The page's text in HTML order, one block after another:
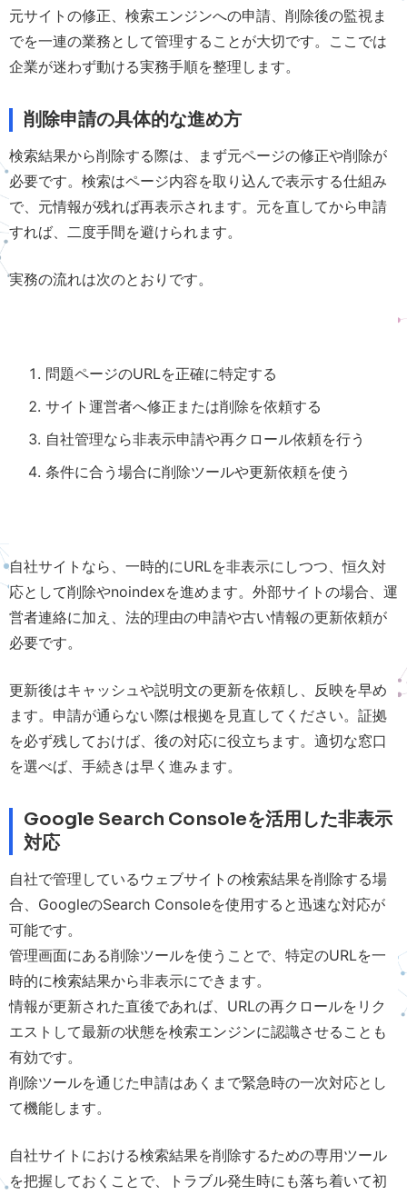
元サイトの修正、検索エンジンへの申請、削除後の監視ま
でを一連の業務として管理することが大切です。ここでは
企業が迷わず動ける実務手順を整理します。
削除申請の具体的な進め方
検索結果から削除する際は、まず元ページの修正や削除が
必要です。検索はページ内容を取り込んで表示する仕組み
で、元情報が残れば再表示されます。元を直してから申請
すれば、二度手間を避けられます。
実務の流れは次のとおりです。
問題ページのURLを正確に特定する
サイト運営者へ修正または削除を依頼する
自社管理なら非表示申請や再クロール依頼を行う
条件に合う場合に削除ツールや更新依頼を使う
自社サイトなら、一時的にURLを非表示にしつつ、恒久対
応として削除やnoindexを進めます。外部サイトの場合、運
営者連絡に加え、法的理由の申請や古い情報の更新依頼が
必要です。
更新後はキャッシュや説明文の更新を依頼し、反映を早め
ます。申請が通らない際は根拠を見直してください。証拠
を必ず残しておけば、後の対応に役立ちます。適切な窓口
を選べば、手続きは早く進みます。
Google Search Consoleを活用した非表示
対応
自社で管理しているウェブサイトの検索結果を削除する場
合、GoogleのSearch Consoleを使用すると迅速な対応が
可能です。
管理画面にある削除ツールを使うことで、特定のURLを一
時的に検索結果から非表示にできます。
情報が更新された直後であれば、URLの再クロールをリク
エストして最新の状態を検索エンジンに認識させることも
有効です。
削除ツールを通じた申請はあくまで緊急時の一次対応とし
て機能します。
自社サイトにおける検索結果を削除するための専用ツール
を把握しておくことで、トラブル発生時にも落ち着いて初